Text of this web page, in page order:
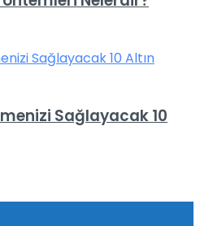
Sağlayacak 10